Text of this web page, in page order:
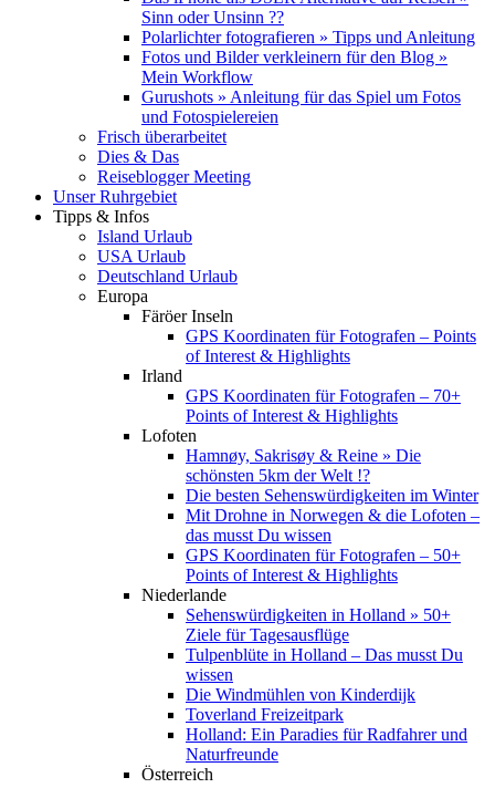
Sinn oder Unsinn ??
Polarlichter fotografieren » Tipps und Anleitung
Fotos und Bilder verkleinern für den Blog »
Mein Workflow
Gurushots » Anleitung für das Spiel um Fotos
und Fotospielereien
Frisch überarbeitet
Dies & Das
Reiseblogger Meeting
Unser Ruhrgebiet
Tipps & Infos
Island Urlaub
USA Urlaub
Deutschland Urlaub
Europa
Färöer Inseln
GPS Koordinaten für Fotografen – Points
of Interest & Highlights
Irland
GPS Koordinaten für Fotografen – 70+
Points of Interest & Highlights
Lofoten
Hamnøy, Sakrisøy & Reine » Die
schönsten 5km der Welt !?
Die besten Sehenswürdigkeiten im Winter
Mit Drohne in Norwegen & die Lofoten –
das musst Du wissen
GPS Koordinaten für Fotografen – 50+
Points of Interest & Highlights
Niederlande
Sehenswürdigkeiten in Holland » 50+
Ziele für Tagesausflüge
Tulpenblüte in Holland – Das musst Du
wissen
Die Windmühlen von Kinderdijk
Toverland Freizeitpark
Holland: Ein Paradies für Radfahrer und
Naturfreunde
Österreich